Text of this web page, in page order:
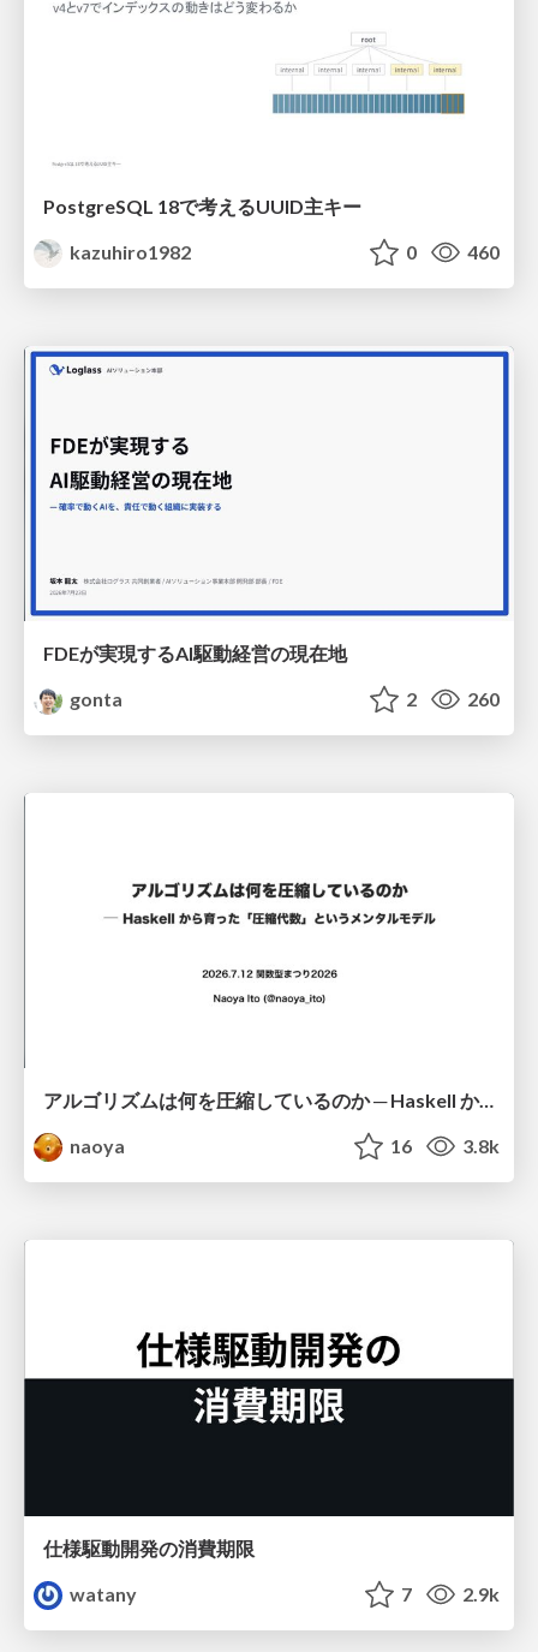
PostgreSQL 18で考えるUUID主キー
kazuhiro1982
0 460
FDEが実現するAI駆動経営の現在地
gonta
2 260
アルゴリズムは何を圧縮しているのか ─ Haskell から育った「圧縮代数」というメンタルモデル
naoya
16 3.8k
仕様駆動開発の消費期限
watany
7 2.9k